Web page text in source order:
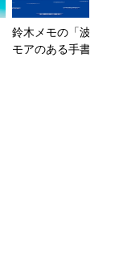
鈴木メモの「波と
モアのある手書き